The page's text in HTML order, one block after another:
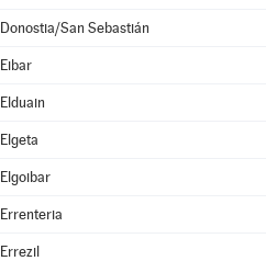
Donostia/San Sebastián
Eibar
Elduain
Elgeta
Elgoibar
Errenteria
Errezil